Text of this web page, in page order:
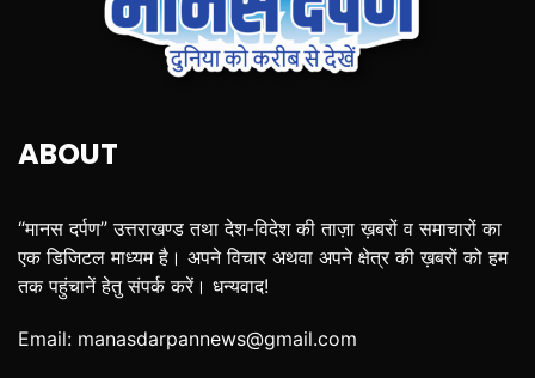
ABOUT
“मानस दर्पण” उत्तराखण्ड तथा देश-विदेश की ताज़ा ख़बरों व समाचारों का
एक डिजिटल माध्यम है। अपने विचार अथवा अपने क्षेत्र की ख़बरों को हम
तक पहुंचानें हेतु संपर्क करें। धन्यवाद!
Email: manasdarpannews@gmail.com